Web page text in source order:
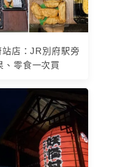
店：JR別府駅旁
、零食一次買